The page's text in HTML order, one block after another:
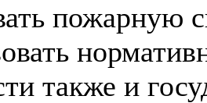
пожарную
также и